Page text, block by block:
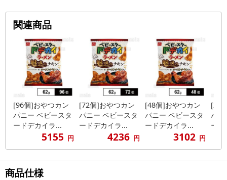
関連商品
[96個]おやつカン
パニー ベビースタ
ードデカイラ...
5155 円
[72個]おやつカン
パニー ベビースタ
ードデカイラ...
4236 円
[48個]おやつカン
パニー ベビースタ
ードデカイラ...
3102 円
[24
パニ
ー
商品仕様